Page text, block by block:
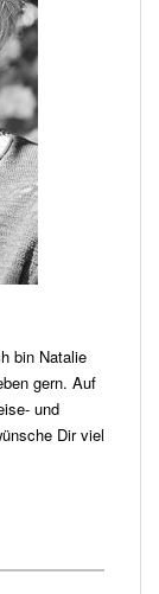
bin Natalie
gern. Auf
und
Dir viel